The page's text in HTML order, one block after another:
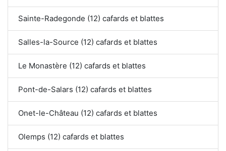
Sainte-Radegonde (12) cafards et blattes
Salles-la-Source (12) cafards et blattes
Le Monastère (12) cafards et blattes
Pont-de-Salars (12) cafards et blattes
Onet-le-Château (12) cafards et blattes
Olemps (12) cafards et blattes